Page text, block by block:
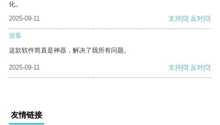
化。
2025-09-11
支持[0] 反对[0]
游客
这款软件简直是神器，解决了我所有问题。
2025-09-11 支持[0] 反对[0]
友情链接